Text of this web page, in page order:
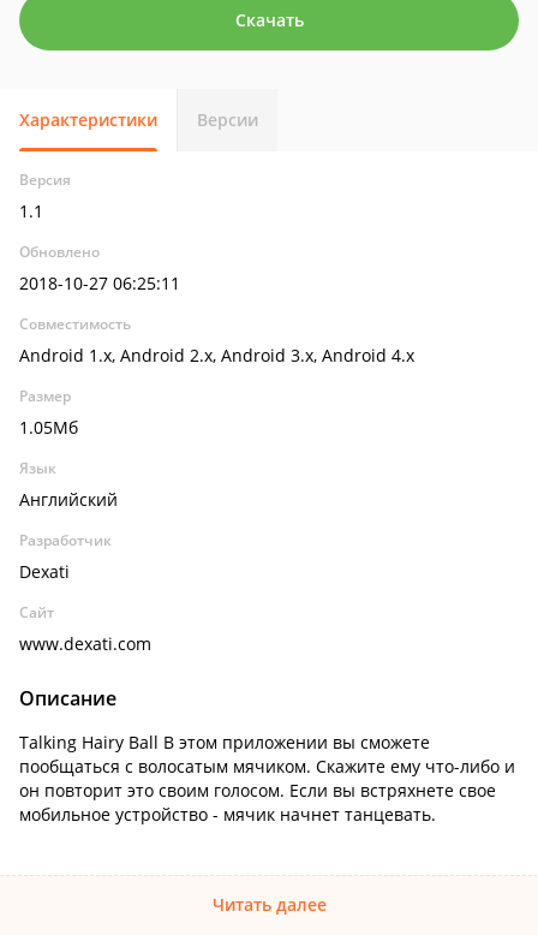
Скачать
Характеристики Версии
Версия
1.1
Обновлено
2018-10-27 06:25:11
Совместимость
Android 1.x, Android 2.x, Android 3.x, Android 4.x
Размер
1.05Мб
Язык
Английский
Разработчик
Dexati
Сайт
www.dexati.com
Описание
Talking Hairy Ball В этом приложении вы сможете
пообщаться с волосатым мячиком. Скажите ему что-либо и
он повторит это своим голосом. Если вы встряхнете свое
мобильное устройство - мячик начнет танцевать.
Читать далее